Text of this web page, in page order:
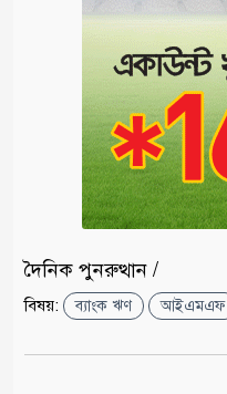
দৈনিক পুনরুত্থান /
বিষয়: ব্যাংক ঋণ আইএমএফ